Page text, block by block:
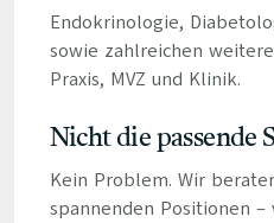
Endokrinologie,
sowie zahlreichen
Praxis, MVZ und Klinik.
Nicht die passende
Kein Problem. Wir
spannenden Positionen